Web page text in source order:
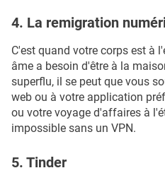
4. La remigration
C'est quand votre corps est à
âme a besoin d'être à la
superflu, il se peut que vous
web ou à votre application
ou votre voyage d'affaires à
impossible sans un VPN.
5. Tinder